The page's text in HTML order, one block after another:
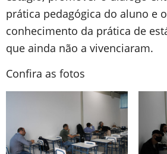
prática pedagógica do aluno e
conhecimento da prática de
que ainda não a vivenciaram.
Confira as fotos